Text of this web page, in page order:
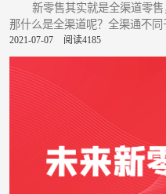
新零售其实就是全渠道零
那什么是全渠道呢？全渠通不同
2021-07-07 阅读4185